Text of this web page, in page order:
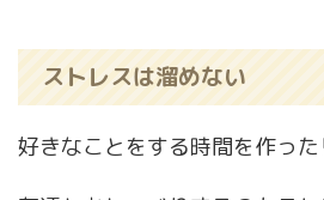
ストレスは溜めない
好きなことをする時間を作った